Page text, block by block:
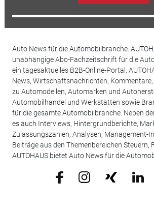
Auto News für die Automobilbranche:
unabhängige Abo-Fachzeitschrift für die
ein tagesaktuelles B2B-Online-Portal.
News, Wirtschaftsnachrichten,
zu Automodellen, Automarken und
Automobilhandel und Werkstätten sowie
für die gesamte Automobilbranche. Neben
es auch Interviews, Hintergrundberichte,
Zulassungszahlen, Analysen, Management-
Beiträge aus den Themenbereichen Steuern,
AUTOHAUS bietet Auto News für die